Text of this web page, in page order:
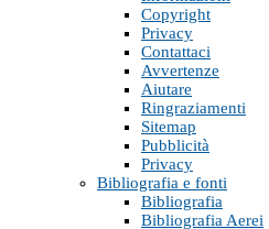
Copyright
Privacy
Contattaci
Avvertenze
Aiutare
Ringraziamenti
Sitemap
Pubblicità
Privacy
Bibliografia e fonti
Bibliografia
Bibliografia Aerei